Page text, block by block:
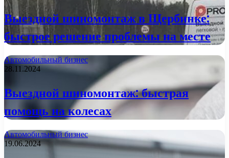
Выездной шиномонтаж в Щербинке:
быстрое решение проблемы на месте
Автомобильный бизнес
28.11.2024
Выездной шиномонтаж: быстрая
помощь на колесах
Автомобильный бизнес
19.06.2024